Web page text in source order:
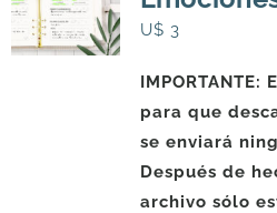
U$ 3
para que
se enviará
Después de
archivo sólo